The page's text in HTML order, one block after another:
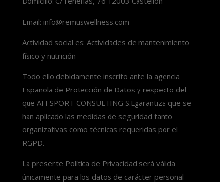
Email: info@remuswellness.com
Actividad social es: Actividades de mantenimiento
físico y nutrición
Todo ello debidamente inscrito ante la agencia
Española de Protección de Datos y respecto del
que AFI SPORT CONSULTING S.Lgarantiza que se
han aplicado las medidas de seguridad tanto
organizativas como técnicas requeridas por el
RGPD.
La presente Política de Privacidad será válida
únicamente para los datos de carácter personal